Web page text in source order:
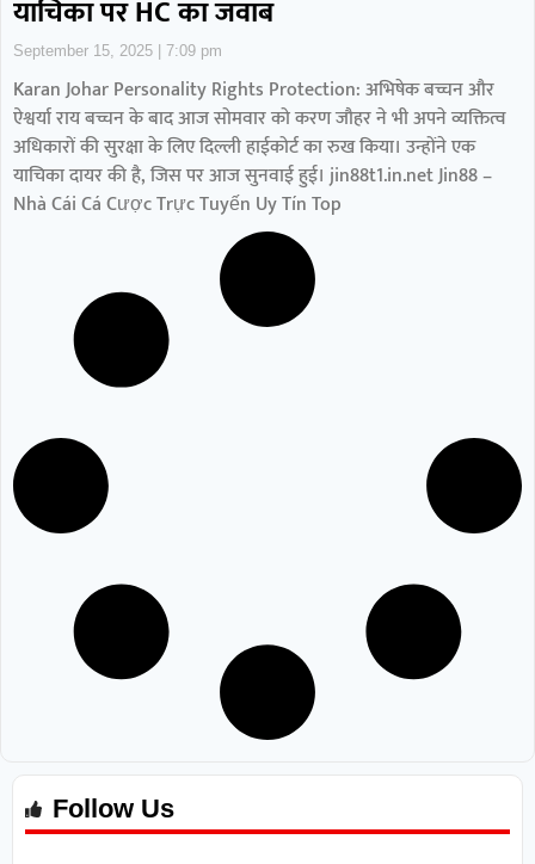
याचिका पर HC का जवाब
September 15, 2025 7:09 pm
Karan Johar Personality Rights Protection: अभिषेक बच्चन और
ऐश्वर्या राय बच्चन के बाद आज सोमवार को करण जौहर ने भी अपने व्यक्तित्व
अधिकारों की सुरक्षा के लिए दिल्ली हाईकोर्ट का रुख किया। उन्होंने एक
याचिका दायर की है, जिस पर आज सुनवाई हुई। jin88t1.in.net Jin88 –
Nhà Cái Cá Cược Trực Tuyến Uy Tín Top
Follow Us